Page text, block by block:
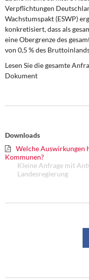
Eurokrise und
DIE LINKE
Weitere Themen
Memo-Gruppe
Über mich
Kontakt
Verpflichtungen
Wachstumspakt (ESWP)
konkretisiert, dass als
eine Obergrenze des
von 0,5 % des
Lesen Sie die gesamte
Dokument
Downloads
Welche Auswirkungen
Kommunen?
Kleine Anfrage mit
Landesregierung